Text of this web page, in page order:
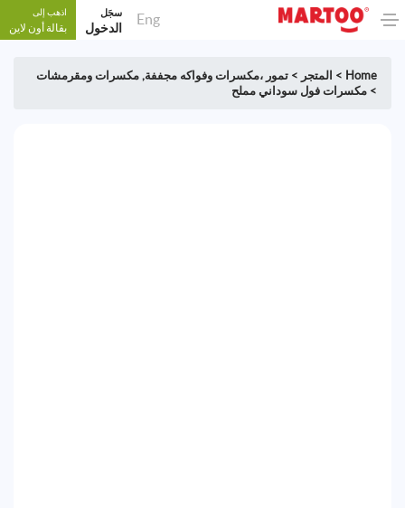
Eng سجَل
الدخول
اذهب إلى
بقالة أون لاين
Home
> المتجر > تمور ،مكسرات وفواكه مجففة, مكسرات ومقرمشات
> مكسرات فول سوداني مملح